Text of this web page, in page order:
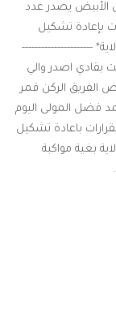
الأبيض يصدر عدد
بإعادة تشكيل
----------------------
بقادي اصدر والي
الفريق الركن قمر
فضل المولى اليوم
باعادة تشكيل
بغية مواكبة